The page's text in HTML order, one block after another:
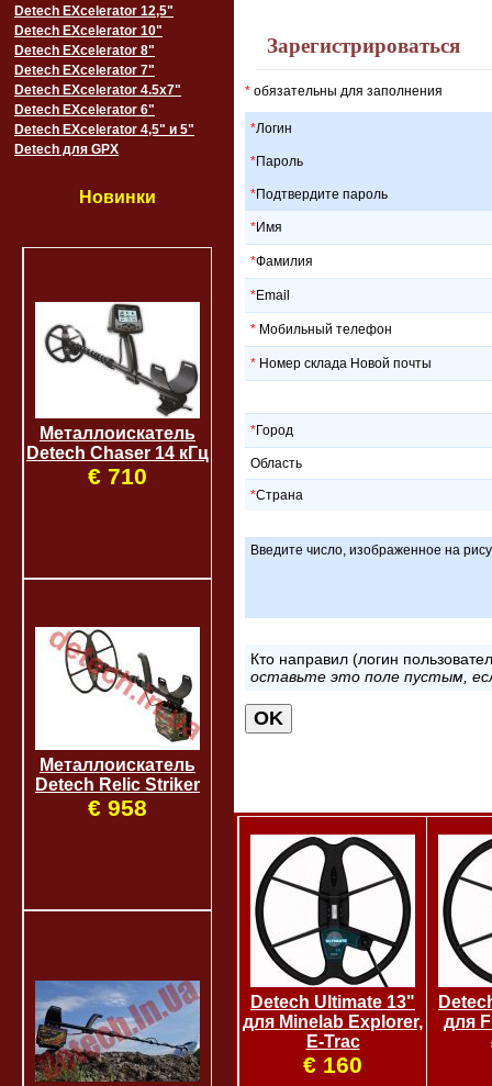
Detech EXcelerator 12,5"
Detech EXcelerator 10"
Detech EXcelerator 8"
Detech EXcelerator 7"
Detech EXcelerator 4.5x7"
Detech EXcelerator 6"
Detech EXcelerator 4,5" и 5"
Detech для GPX
Новинки
Металлоискатель
Detech Chaser 14 кГц
€ 710
Металлоискатель
Detech Relic Striker
€ 958
Зарегистрироваться
* обязательны для заполнения
*Логин
*Пароль
*Подтвердите пароль
*Имя
*Фамилия
*Email
* Мобильный телефон
* Номер склада Новой почты
*Город
Область
*Страна
Введите число, изображенное на
Кто направил (логин
оставьте это поле пустым,
Detech Ultimate 13"
для Minelab Explorer,
E-Trac
€ 160
для